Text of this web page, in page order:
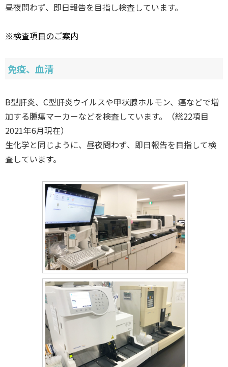
昼夜問わず、即日報告を目指し検査しています。
※検査項目のご案内
免疫、血清
B型肝炎、C型肝炎ウイルスや甲状腺ホルモン、癌などで増
加する腫瘍マーカーなどを検査しています。（総22項目
2021年6月現在）
生化学と同じように、昼夜問わず、即日報告を目指して検
査しています。